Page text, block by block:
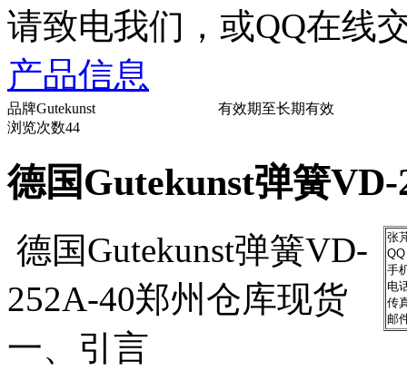
请致电我们，或QQ在线
产品信息
品牌Gutekunst 有效期至长期有效
浏览次数44
德国Gutekunst弹簧
张
手
电
传
邮
德国Gutekunst弹簧VD-
252A-40郑州仓库现货
一、引言